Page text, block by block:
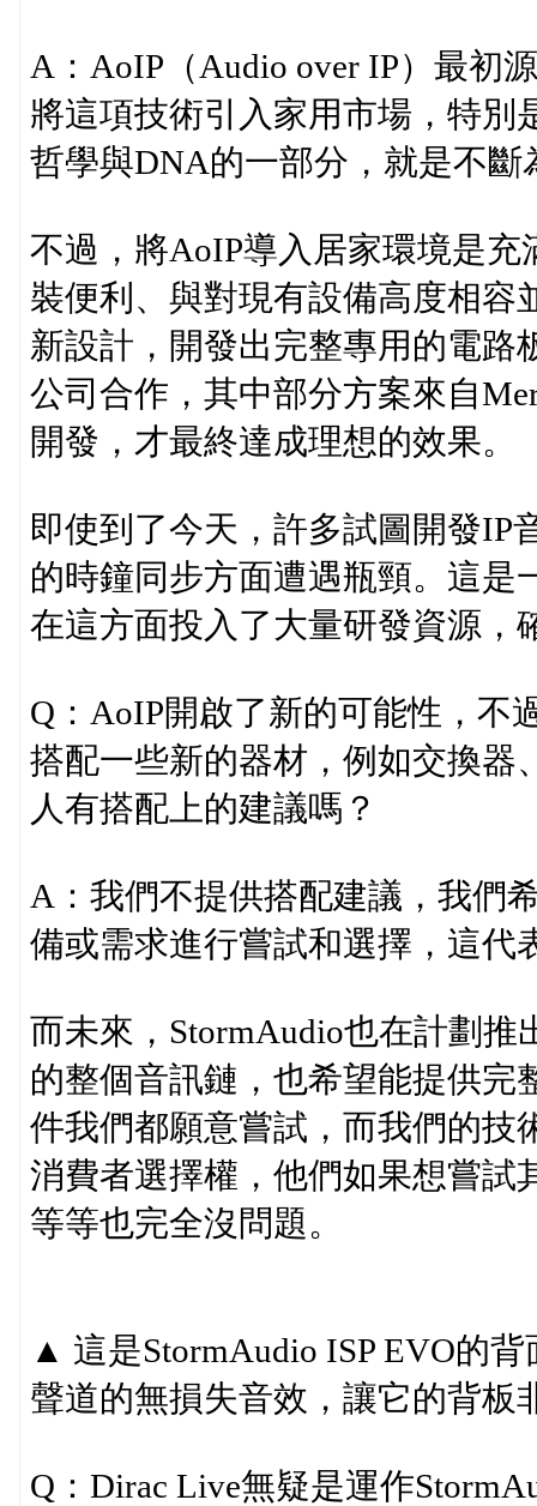
A：AoIP（Audio over IP）最初
將這項技術引入家用市場，特別
哲學與DNA的一部分，就是不
不過，將AoIP導入居家環境是
裝便利、與對現有設備高度相容
新設計，開發出完整專用的電路
公司合作，其中部分方案來自
開發，才最終達成理想的效果。
即使到了今天，許多試圖開發IP
的時鐘同步方面遭遇瓶頸。這是
在這方面投入了大量研發資源，
Q：AoIP開啟了新的可能性，不
搭配一些新的器材，例如交換器
人有搭配上的建議嗎？
A：我們不提供搭配建議，我們
備或需求進行嘗試和選擇，這代
而未來，StormAudio也在計劃
的整個音訊鏈，也希望能提供完
件我們都願意嘗試，而我們的技
消費者選擇權，他們如果想嘗試
等等也完全沒問題。
▲ 這是StormAudio ISP EVO的
聲道的無損失音效，讓它的背板
Q：Dirac Live無疑是運作